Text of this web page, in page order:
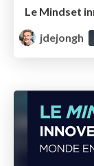
jdejongh